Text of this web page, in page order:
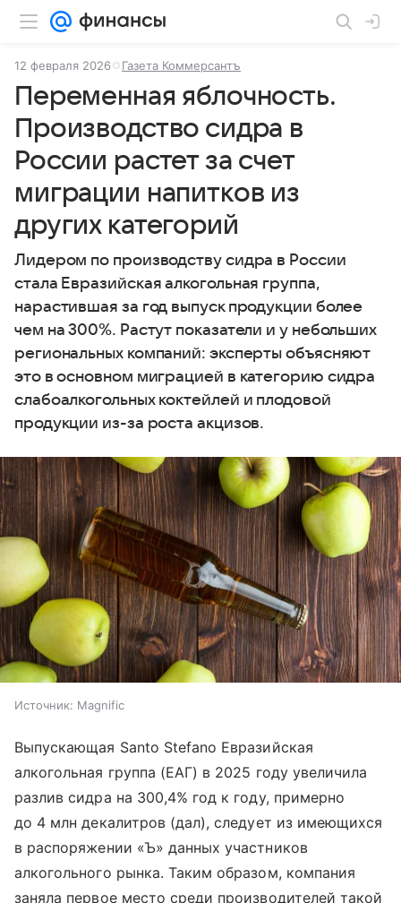
12 февраля 2026 Газета Коммерсантъ
Переменная яблочность.
Производство сидра в
России растет за счет
миграции напитков из
других категорий
Лидером по производству сидра в России
стала Евразийская алкогольная группа,
нарастившая за год выпуск продукции более
чем на 300%. Растут показатели и у небольших
региональных компаний: эксперты объясняют
это в основном миграцией в категорию сидра
слабоалкогольных коктейлей и плодовой
продукции из-за роста акцизов.
Источник: Magnific
Выпускающая Santo Stefano Евразийская
алкогольная группа (ЕАГ) в 2025 году увеличила
разлив сидра на 300,4% год к году, примерно
до 4 млн декалитров (дал), следует из имеющихся
в распоряжении «Ъ» данных участников
алкогольного рынка. Таким образом, компания
заняла первое место среди производителей такой